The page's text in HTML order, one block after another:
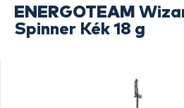
ENERGOTEAM
Spinner Kék 18 g